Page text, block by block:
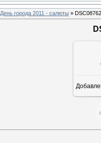
День города 2011 - салюты »